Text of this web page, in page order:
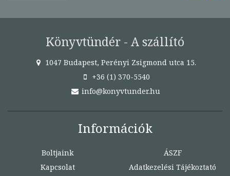
Könyvtündér - A szállító
1047 Budapest, Perényi Zsigmond utca 15.
+36 (1) 370-5540
info@konyvtunder.hu
Információk
Boltjaink
Kapcsolat
ÁSZF
Adatkezelési Tájékoztató